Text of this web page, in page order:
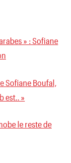
» : Sofiane
Sofiane Boufal,
est.. »
le reste de